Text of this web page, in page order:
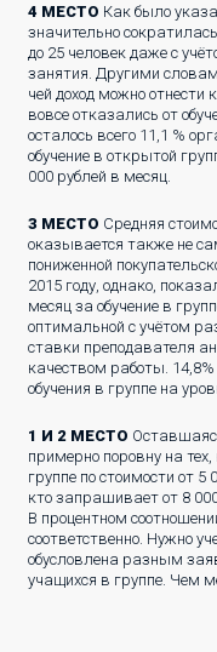
4 МЕСТО Как было
значительно
до 25 человек даже с
занятия. Другими
чей доход можно отнести
вовсе отказались от
осталось всего 11,1 %
обучение в открытой
000 рублей в месяц.
3 МЕСТО Средняя
оказывается также не
пониженной
2015 году, однако,
месяц за обучение в
оптимальной с учётом
ставки преподавателя
качеством работы.
обучения в группе на
1 И 2 МЕСТО
примерно поровну на
группе по стоимости от 5
кто запрашивает от 8
В процентном
соответственно. Нужно
обусловлена разным
учащихся в группе. Чем